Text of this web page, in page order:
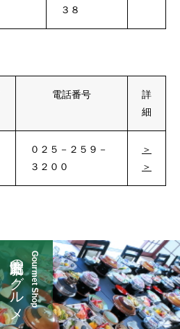
３８
電話番号
詳
細
０２５－２５９－
３２００
＞
＞
Gourmet Shop
新潟市北区のグルメ